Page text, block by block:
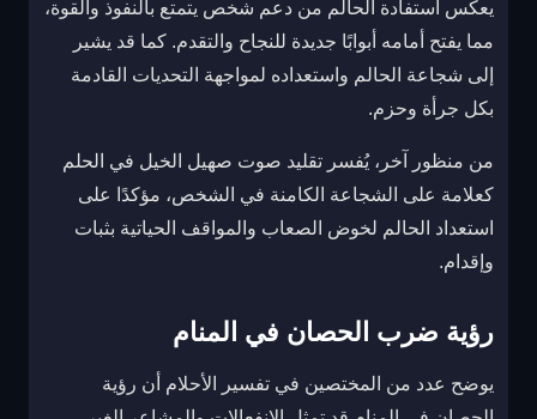
يعكس استفادة الحالم من دعم شخص يتمتع بالنفوذ والقوة،
مما يفتح أمامه أبوابًا جديدة للنجاح والتقدم. كما قد يشير
إلى شجاعة الحالم واستعداده لمواجهة التحديات القادمة
بكل جرأة وحزم.
من منظور آخر، يُفسر تقليد صوت صهيل الخيل في الحلم
كعلامة على الشجاعة الكامنة في الشخص، مؤكدًا على
استعداد الحالم لخوض الصعاب والمواقف الحياتية بثبات
وإقدام.
رؤية ضرب الحصان في المنام
يوضح عدد من المختصين في تفسير الأحلام أن رؤية